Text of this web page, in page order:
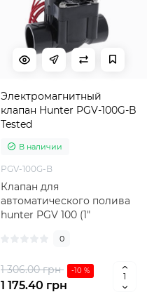
Электромагнитный
клапан Hunter PGV-100G-B
Tested
В наличии
PGV-100G-B
Клапан для
автоматического полива
hunter PGV 100 (1″
сконструированный с
0
1 306.00 грн -10 %
1 175.40 грн